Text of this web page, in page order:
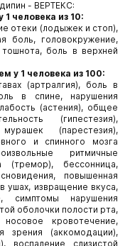
- ВЕРТЕКС:
человека из 10:
отеки (лодыжек и стоп),
боль, головокружение,
боль в верхней
у 1 человека из 100:
(артралгия), боль в
в спине, нарушения
(астения), общее
(гипестезия),
(парестезия),
и спинного мозга
ритмичные
(тремор), бессонница,
повышенная
ушах, извращение вкуса,
симптомы нарушения
оболочки полости рта,
кровотечение,
зрения (аккомодации),
воспаление слизистой